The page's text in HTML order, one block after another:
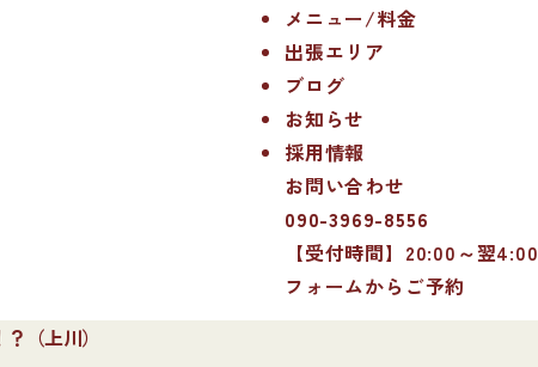
メニュー/料金
出張エリア
ブログ
お知らせ
採用情報
お問い合わせ
090-3969-8556
【受付時間】20:00～翌4:00
フォームからご予約
（上川）